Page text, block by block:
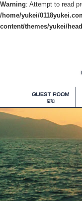
Warning: Attempt to read
/home/yukei/
content/themes/yukei/